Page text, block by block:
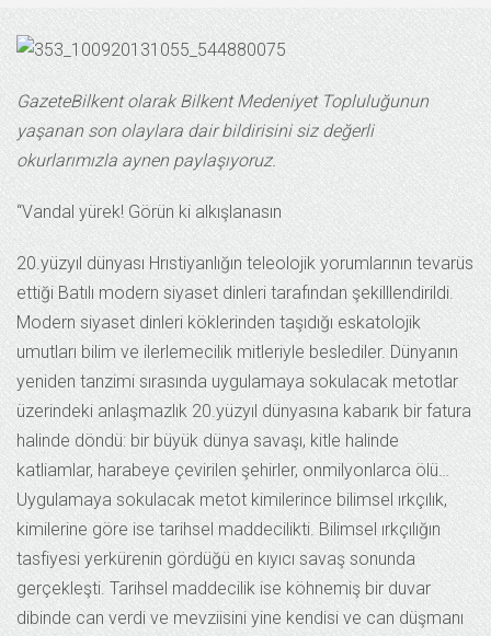
GazeteBilkent olarak Bilkent Medeniyet Topluluğunun
yaşanan son olaylara dair bildirisini siz değerli
okurlarımızla aynen paylaşıyoruz.
“Vandal yürek! Görün ki alkışlanasın
20.yüzyıl dünyası Hrıstiyanlığın teleolojik yorumlarının tevarüs
ettiği Batılı modern siyaset dinleri tarafından şekilllendirildi.
Modern siyaset dinleri köklerinden taşıdığı eskatolojik
umutları bilim ve ilerlemecilik mitleriyle beslediler. Dünyanın
yeniden tanzimi sırasında uygulamaya sokulacak metotlar
üzerindeki anlaşmazlık 20.yüzyıl dünyasına kabarık bir fatura
halinde döndü: bir büyük dünya savaşı, kitle halinde
katliamlar, harabeye çevirilen şehirler, onmilyonlarca ölü…
Uygulamaya sokulacak metot kimilerince bilimsel ırkçılık,
kimilerine göre ise tarihsel maddecilikti. Bilimsel ırkçılığın
tasfiyesi yerkürenin gördüğü en kıyıcı savaş sonunda
gerçekleşti. Tarihsel maddecilik ise köhnemiş bir duvar
dibinde can verdi ve mevziisini yine kendisi ve can düşmanı